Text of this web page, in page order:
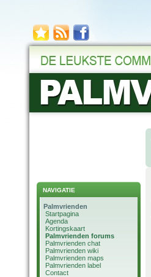
NAVIGATIE
Palmvrienden
Startpagina
Agenda
Kortingskaart
Palmvrienden forums
Palmvrienden chat
Palmvrienden wiki
Palmvrienden maps
Palmvrienden label
Contact